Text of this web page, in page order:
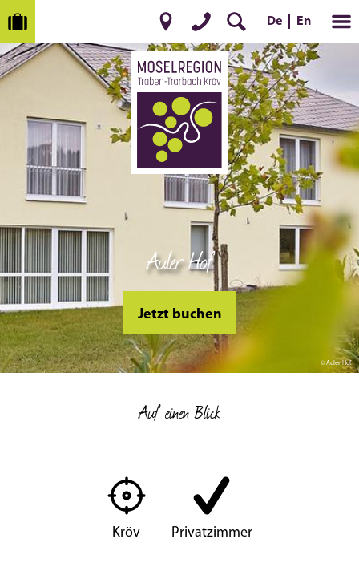
De En
© Auler Hof
Auler Hof
Jetzt buchen
Auf einen Blick
Kröv Privatzimmer